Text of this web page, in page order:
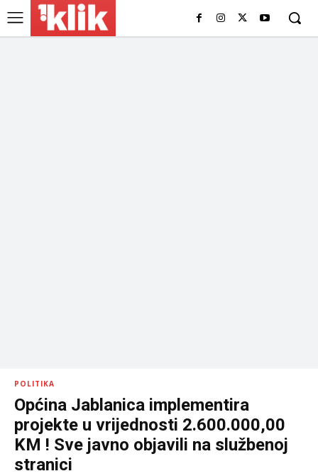
POLITIKA
Općina Jablanica implementira
projekte u vrijednosti 2.600.000,00
KM ! Sve javno objavili na službenoj
stranici